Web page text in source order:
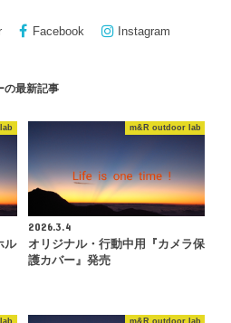
Facebook Instagram
の最新記事
ル
m&R outdoor lab
2026.3.4
オリジナル・行動中用『カメラ保
護カバー』発売